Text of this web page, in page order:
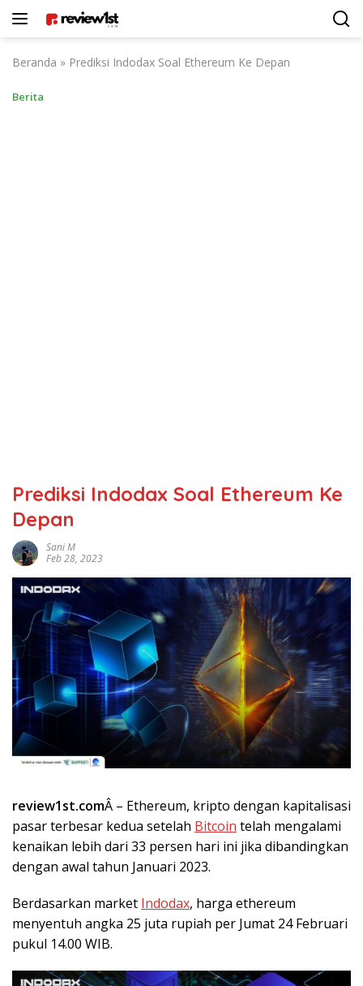
Beranda » Prediksi Indodax Soal Ethereum Ke Depan
Berita
Prediksi Indodax Soal Ethereum Ke
Depan
Sani M
Feb 28, 2023
review1st.comÂ – Ethereum, kripto dengan kapitalisasi
pasar terbesar kedua setelah Bitcoin telah mengalami
kenaikan lebih dari 33 persen hari ini jika dibandingkan
dengan awal tahun Januari 2023.
Berdasarkan market Indodax, harga ethereum
menyentuh angka 25 juta rupiah per Jumat 24 Februari
pukul 14.00 WIB.